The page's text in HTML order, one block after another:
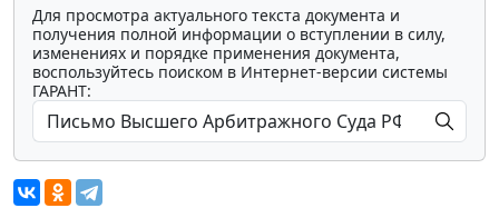
Для просмотра актуального текста документа и
получения полной информации о вступлении в силу,
изменениях и порядке применения документа,
воспользуйтесь поиском в Интернет-версии системы
ГАРАНТ: